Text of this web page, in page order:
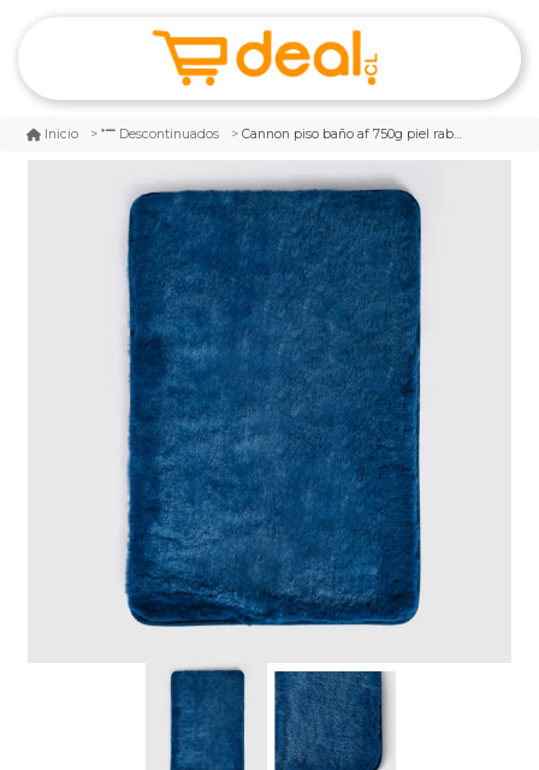
Inicio Descontinuados Cannon piso baño af 750g piel rabbit